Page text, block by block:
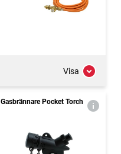
Visa
Gasbrännare Pocket Torch